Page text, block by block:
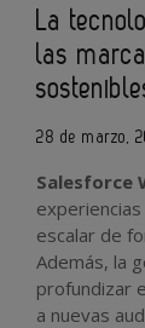
La
las
28 de marzo,
Salesforce
escalar de
Además, la
profundizar
a nuevas